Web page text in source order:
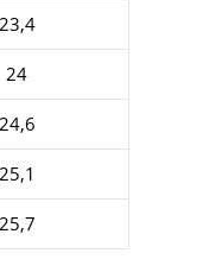
23,4
24
24,6
25,1
25,7